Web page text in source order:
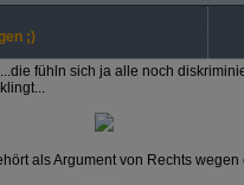
;)
fühln sich ja alle noch
als Argument von Rechts